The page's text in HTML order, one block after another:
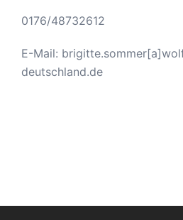
0176/48732612
E-Mail:
deutschland.de